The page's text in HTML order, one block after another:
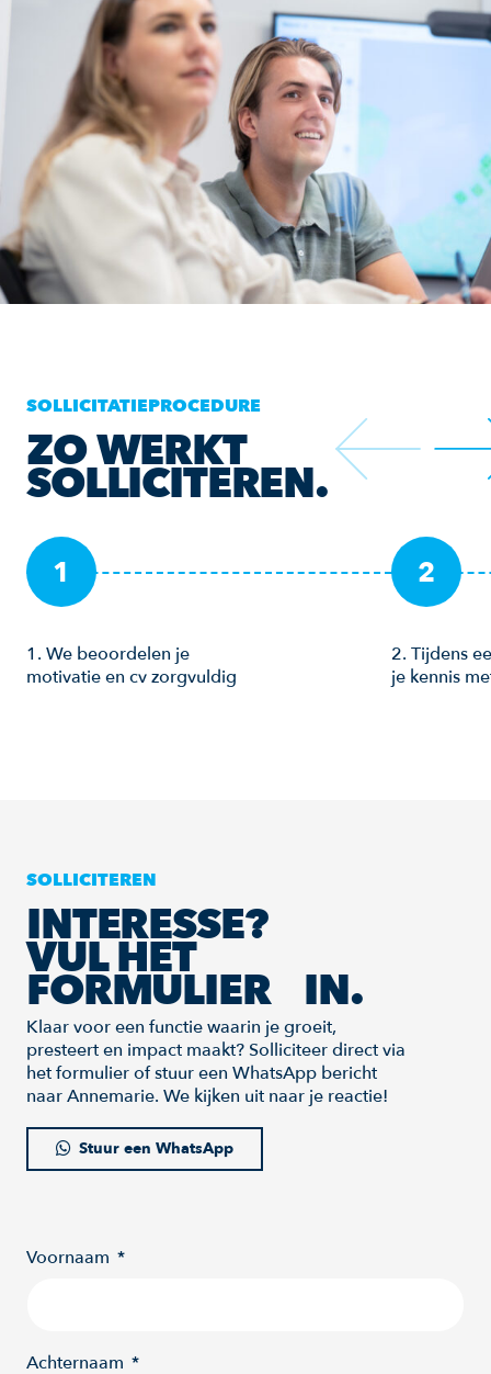
SOLLICITATIEPROCEDURE
ZO WERKT
SOLLICITEREN.
1
1. We beoordelen je
motivatie en cv zorgvuldig
2
2. Tijdens
je kennis
SOLLICITEREN
INTERESSE?
VUL HET
FORMULIER IN.
Klaar voor een functie waarin je groeit,
presteert en impact maakt? Solliciteer direct via
het formulier of stuur een WhatsApp bericht
naar Annemarie. We kijken uit naar je reactie!
Stuur een WhatsApp
Voornaam
Achternaam